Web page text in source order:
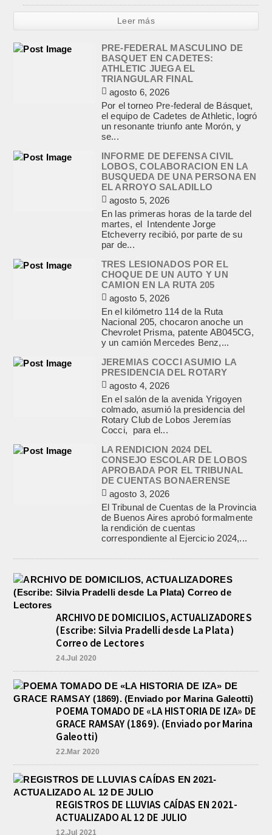
Leer más
PRE-FEDERAL MASCULINO DE
BASQUET EN CADETES:
ATHLETIC JUEGA EL
TRIANGULAR FINAL
agosto 6, 2026
Por el torneo Pre-federal de Básquet,
el equipo de Cadetes de Athletic, logró
un resonante triunfo ante Morón, y
se...
INFORME DE DEFENSA CIVIL
LOBOS, COLABORACION EN LA
BUSQUEDA DE UNA PERSONA EN
EL ARROYO SALADILLO
agosto 5, 2026
En las primeras horas de la tarde del
martes, el Intendente Jorge
Etcheverry recibió, por parte de su
par de...
TRES LESIONADOS POR EL
CHOQUE DE UN AUTO Y UN
CAMION EN LA RUTA 205
agosto 5, 2026
En el kilómetro 114 de la Ruta
Nacional 205, chocaron anoche un
Chevrolet Prisma, patente AB045CG,
y un camión Mercedes Benz,...
JEREMIAS COCCI ASUMIO LA
PRESIDENCIA DEL ROTARY
agosto 4, 2026
En el salón de la avenida Yrigoyen
colmado, asumió la presidencia del
Rotary Club de Lobos Jeremías
Cocci, para el...
LA RENDICION 2024 DEL
CONSEJO ESCOLAR DE LOBOS
APROBADA POR EL TRIBUNAL
DE CUENTAS BONAERENSE
agosto 3, 2026
El Tribunal de Cuentas de la Provincia
de Buenos Aires aprobó formalmente
la rendición de cuentas
correspondiente al Ejercicio 2024,...
ARCHIVO DE DOMICILIOS, ACTUALIZADORES
(Escribe: Silvia Pradelli desde La Plata)
Correo de Lectores
24.Jul 2020
POEMA TOMADO DE «LA HISTORIA DE IZA» DE
GRACE RAMSAY (1869). (Enviado por Marina
Galeotti)
22.Mar 2020
REGISTROS DE LLUVIAS CAÍDAS EN 2021-
ACTUALIZADO AL 12 DE JULIO
12.Jul 2021